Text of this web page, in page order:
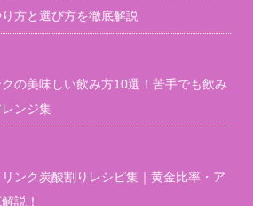
方と選び方を徹底解説
クの美味しい飲み方10選！苦手でも飲み
ンジ集
リンク炭酸割りレシピ集｜黄金比率・ア
説！